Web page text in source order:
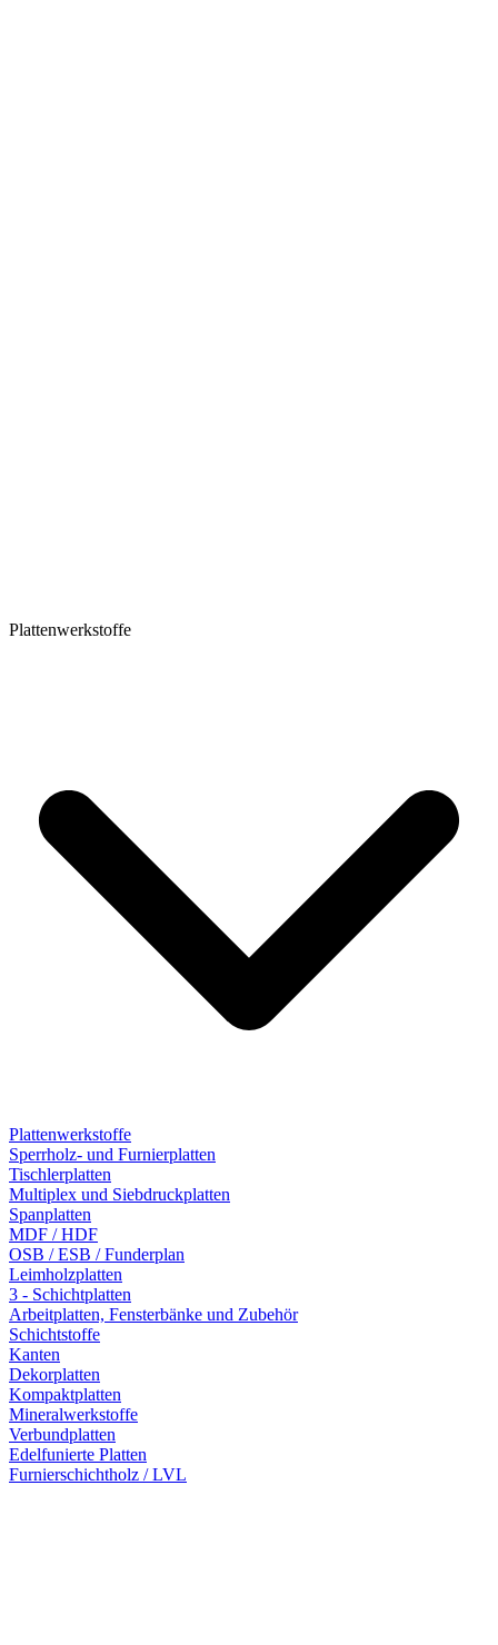
Plattenwerkstoffe
Plattenwerkstoffe
Sperrholz- und Furnierplatten
Tischlerplatten
Multiplex und Siebdruckplatten
Spanplatten
MDF / HDF
OSB / ESB / Funderplan
Leimholzplatten
3 - Schichtplatten
Arbeitplatten, Fensterbänke und Zubehör
Schichtstoffe
Kanten
Dekorplatten
Kompaktplatten
Mineralwerkstoffe
Verbundplatten
Edelfunierte Platten
Furnierschichtholz / LVL